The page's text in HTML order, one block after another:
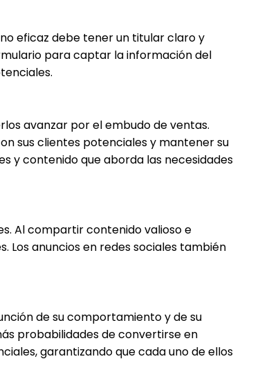
eficaz debe tener un titular claro y
para captar la información del
avanzar por el embudo de ventas.
sus clientes potenciales y mantener su
y contenido que aborda las necesidades
Al compartir contenido valioso e
Los anuncios en redes sociales también
de su comportamiento y de su
probabilidades de convertirse en
garantizando que cada uno de ellos